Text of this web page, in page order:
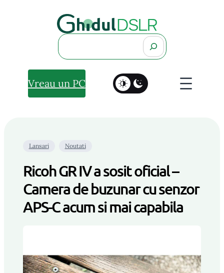
Search
Vreau un PC
Lansari Noutati
Ricoh GR IV a sosit oficial –
Camera de buzunar cu senzor
APS-C acum si mai capabila